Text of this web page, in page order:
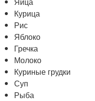
Курица
Рис
Яблоко
Гречка
Молоко
Куриные грудки
Суп
Рыба